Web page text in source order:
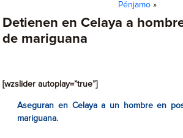
Pénjamo»
Detienen en Celaya a
de mariguana
[wzslider autoplay=”true”]
Aseguran en Celaya a un hombre en
mariguana.